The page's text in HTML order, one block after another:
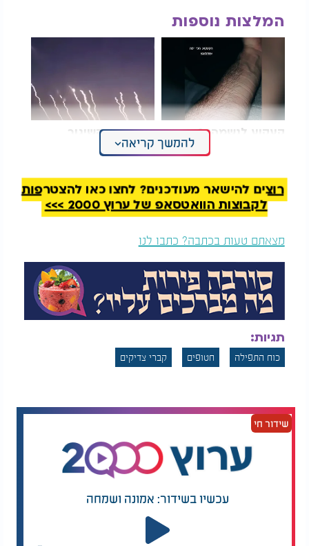
המלצות נוספות
קעקוע לנשמה: כך תתנו
כמה דקות של הכרת
צפו: רגעי השיגור
מאיראן לעבר ישראל -
בעדשת פועלים
בהמשך דבריה ביקשה להרחיב את תפילתה גם לכל
שאר המשפחות שעדיין מצפות ומייחלות לשובם של
יקיריהן: "אני מקווה שבקרוב כל שאר החטופים שלנו
יחזרו הביתה - מי שחי יחזור חי, בריא ושלם למשפחה
שלו, ומי שכבר לא - יחזור לקבורה יהודית מכובדת. אני
מתפללת ומייחלת שכל עם ישראל יזכה לנחמה שלמה,
ושנזכה לראות במהרה את כל בנינו חוזרים
."
את דבריה חתמה במילים מרגשות במיוחד לרב רענן
ולפעילותו: "תמשיך לעזור לאנשים אחרים. תמשיך
בעשייה הגדולה שלך. תודה לך מכל הלב - הכי מגיע לך
בעולם."
ישראל כולו נושא בליבו: התפילות, המסעות למקומות
הקדושים והחיבור לשרשרת הדורות - אלו הם הכלים
שבכוחם להביא ישועות גדולות ולחזק את הלבבות גם
בשעות החשוכות ביותר.
להמשך קריאה
רוצים להישאר מעודכנים? לחצו כאן להצטרפות
לקבוצות הוואטסאפ של ערוץ 2000 >>>
מצאתם טעות בכתבה? כתבו לנו
תגיות:
כוח התפילה חטופים קברי צדיקים
שידור חי
עכשיו בשידור: אמונה ושמחה